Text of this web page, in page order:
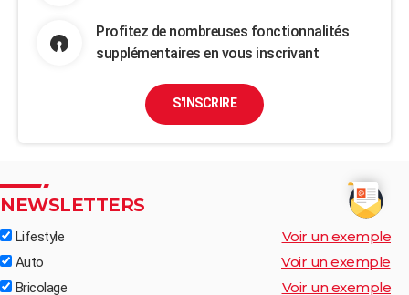
Profitez de nombreuses fonctionnalités
supplémentaires en vous inscrivant
S'INSCRIRE
NEWSLETTERS
Lifestyle Voir un exemple
Auto Voir un exemple
Bricolage Voir un exemple